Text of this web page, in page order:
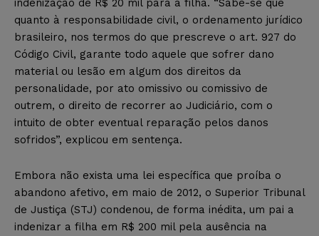
indenização de R$ 20 mil para a filha. “Sabe-se que
quanto à responsabilidade civil, o ordenamento jurídico
brasileiro, nos termos do que prescreve o art. 927 do
Código Civil, garante todo aquele que sofrer dano
material ou lesão em algum dos direitos da
personalidade, por ato omissivo ou comissivo de
outrem, o direito de recorrer ao Judiciário, com o
intuito de obter eventual reparação pelos danos
sofridos”, explicou em sentença.
Embora não exista uma lei específica que proíba o
abandono afetivo, em maio de 2012, o Superior Tribunal
de Justiça (STJ) condenou, de forma inédita, um pai a
indenizar a filha em R$ 200 mil pela ausência na